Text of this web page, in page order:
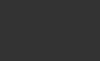
LOS ANGELES 84